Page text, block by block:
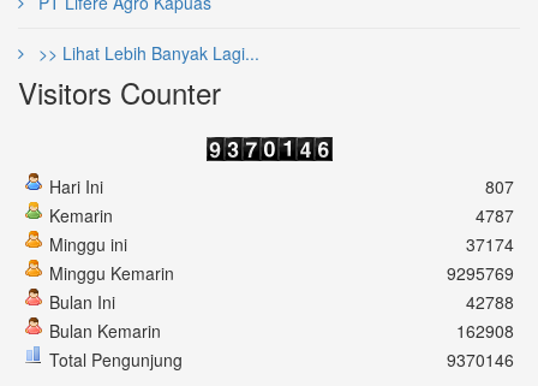
>> Lihat Lebih Banyak Lagi...
Visitors Counter
Hari Ini
Kemarin
Minggu ini
Minggu Kemarin
Bulan Ini
Bulan Kemarin
Total Pengunjung
807
4787
37174
9295769
42788
162908
9370146